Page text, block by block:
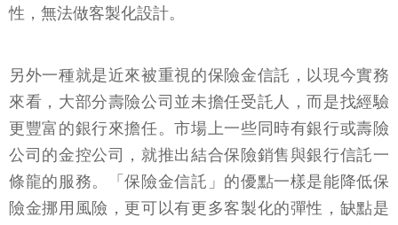
性，無法做客製化設計。
另外一種就是近來被重視的保險金信託，以現今實務
來看，大部分壽險公司並未擔任受託人，而是找經驗
更豐富的銀行來擔任。市場上一些同時有銀行或壽險
公司的金控公司，就推出結合保險銷售與銀行信託一
條龍的服務。「保險金信託」的優點一樣是能降低保
險金挪用風險，更可以有更多客製化的彈性，缺點是